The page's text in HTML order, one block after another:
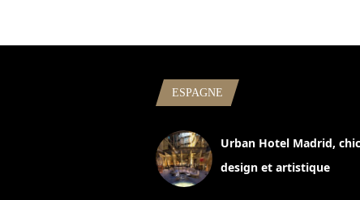
ESPAGNE
Urban Hotel Madrid,
design et artistique